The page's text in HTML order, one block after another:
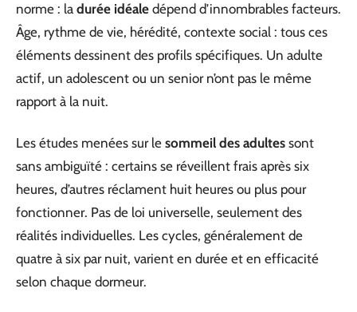
norme : la durée idéale dépend d’innombrables facteurs.
Âge, rythme de vie, hérédité, contexte social : tous ces
éléments dessinent des profils spécifiques. Un adulte
actif, un adolescent ou un senior n’ont pas le même
rapport à la nuit.
Les études menées sur le sommeil des adultes sont
sans ambiguïté : certains se réveillent frais après six
heures, d’autres réclament huit heures ou plus pour
fonctionner. Pas de loi universelle, seulement des
réalités individuelles. Les cycles, généralement de
quatre à six par nuit, varient en durée et en efficacité
selon chaque dormeur.